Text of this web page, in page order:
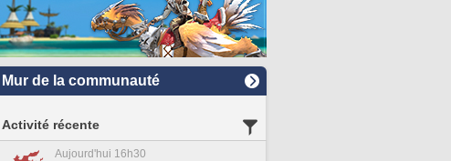
Mur de la communauté
Activité récente
Aujourd'hui 16h30